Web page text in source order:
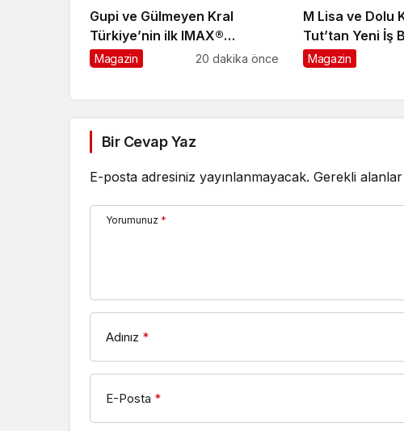
Gupi ve Gülmeyen Kral
Türkiye’nin ilk IMAX®
animasyon filmi oluyor
Magazin 20 dakika önce
M Lisa ve Dolu
Tut’tan Yeni İş
Magazin
Bir Cevap Yaz
E-posta adresiniz yayınlanmayacak. Gerekli alanlar
Yorumunuz *
Adınız *
E-Posta *